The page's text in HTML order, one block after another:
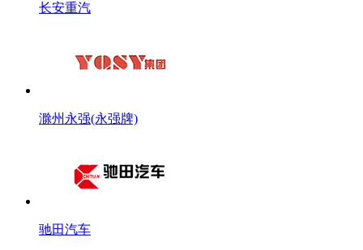
长安重汽
滁州永强(永强牌)
驰田汽车